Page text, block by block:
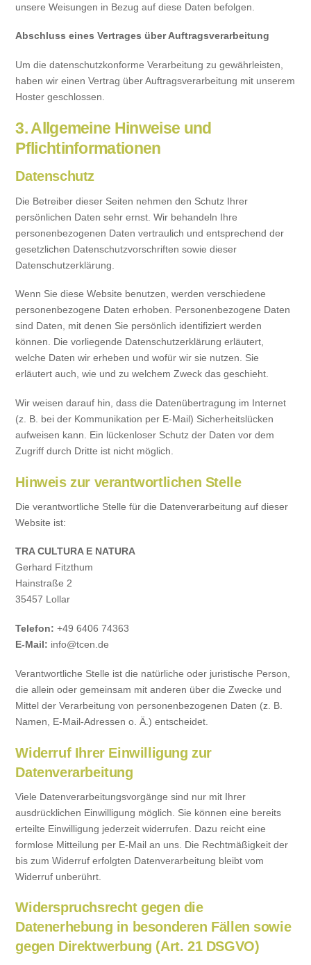
unsere Weisungen in Bezug auf diese Daten befolgen.
Abschluss eines Vertrages über Auftragsverarbeitung
Um die datenschutzkonforme Verarbeitung zu gewährleisten,
haben wir einen Vertrag über Auftragsverarbeitung mit unserem
Hoster geschlossen.
3. Allgemeine Hinweise und
Pflichtinformationen
Datenschutz
Die Betreiber dieser Seiten nehmen den Schutz Ihrer
persönlichen Daten sehr ernst. Wir behandeln Ihre
personenbezogenen Daten vertraulich und entsprechend der
gesetzlichen Datenschutzvorschriften sowie dieser
Datenschutzerklärung.
Wenn Sie diese Website benutzen, werden verschiedene
personenbezogene Daten erhoben. Personenbezogene Daten
sind Daten, mit denen Sie persönlich identifiziert werden
können. Die vorliegende Datenschutzerklärung erläutert,
welche Daten wir erheben und wofür wir sie nutzen. Sie
erläutert auch, wie und zu welchem Zweck das geschieht.
Wir weisen darauf hin, dass die Datenübertragung im Internet
(z. B. bei der Kommunikation per E-Mail) Sicherheitslücken
aufweisen kann. Ein lückenloser Schutz der Daten vor dem
Zugriff durch Dritte ist nicht möglich.
Hinweis zur verantwortlichen Stelle
Die verantwortliche Stelle für die Datenverarbeitung auf dieser
Website ist:
TRA CULTURA E NATURA
Gerhard Fitzthum
Hainstraße 2
35457 Lollar
Telefon: +49 6406 74363
E-Mail: info@tcen.de
Verantwortliche Stelle ist die natürliche oder juristische Person,
die allein oder gemeinsam mit anderen über die Zwecke und
Mittel der Verarbeitung von personenbezogenen Daten (z. B.
Namen, E-Mail-Adressen o. Ä.) entscheidet.
Widerruf Ihrer Einwilligung zur
Datenverarbeitung
Viele Datenverarbeitungsvorgänge sind nur mit Ihrer
ausdrücklichen Einwilligung möglich. Sie können eine bereits
erteilte Einwilligung jederzeit widerrufen. Dazu reicht eine
formlose Mitteilung per E-Mail an uns. Die Rechtmäßigkeit der
bis zum Widerruf erfolgten Datenverarbeitung bleibt vom
Widerruf unberührt.
Widerspruchsrecht gegen die
Datenerhebung in besonderen Fällen sowie
gegen Direktwerbung (Art. 21 DSGVO)